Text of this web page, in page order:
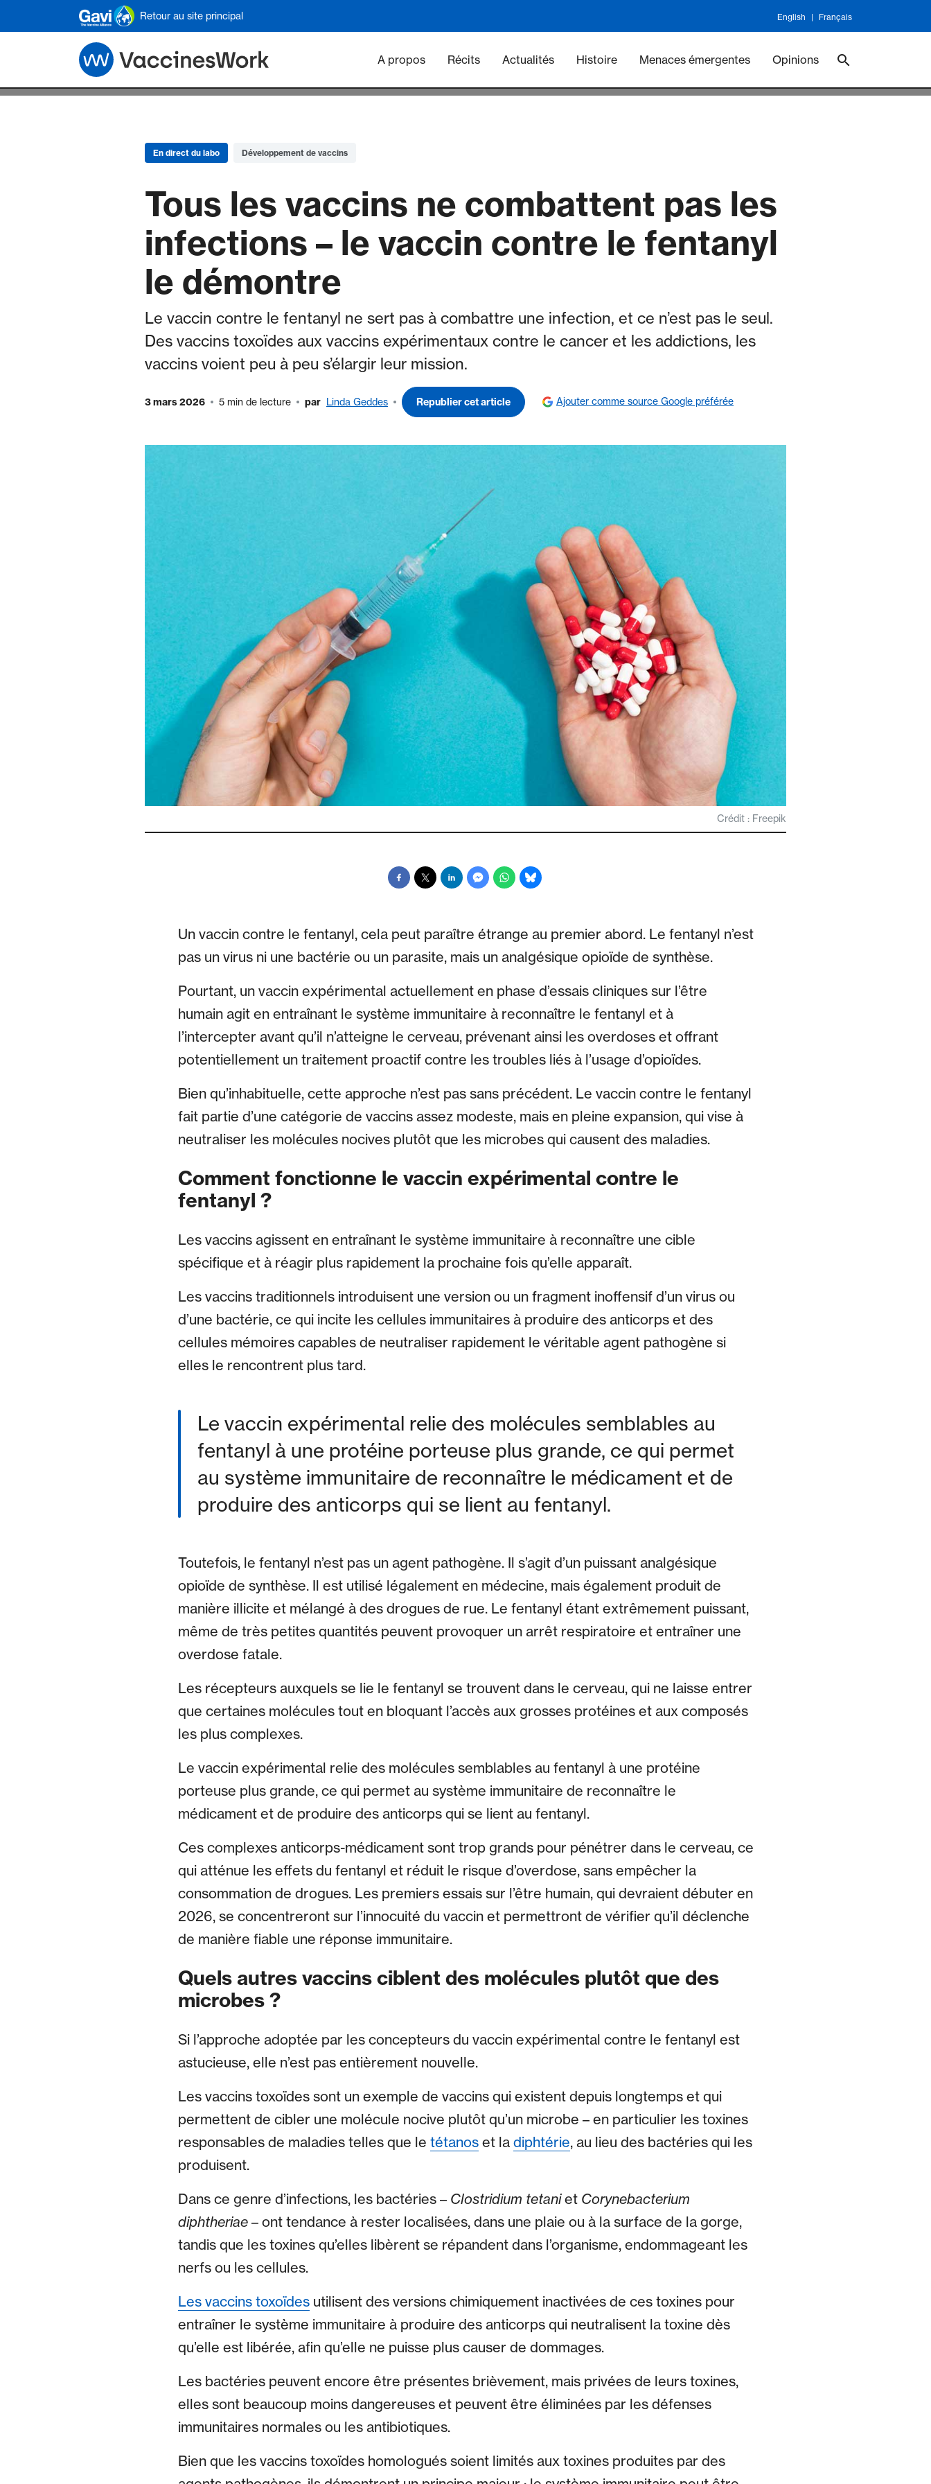
Skip to main content
Retour au site principal English Français
Main navigation - Vaccineswork
A propos Récits Actualités Histoire Menaces émergentes Opinions
En direct du labo Développement de vaccins
Tous les vaccins ne combattent pas les
infections – le vaccin contre le fentanyl
le démontre
Le vaccin contre le fentanyl ne sert pas à combattre une infection, et ce n’est pas le seul.
Des vaccins toxoïdes aux vaccins expérimentaux contre le cancer et les addictions, les
vaccins voient peu à peu s’élargir leur mission.
3 mars 2026 5 min de lecture par Linda Geddes Republier cet article Ajouter comme source Google préférée
Crédit : Freepik
Un vaccin contre le fentanyl, cela peut paraître étrange au premier abord. Le fentanyl n’est
pas un virus ni une bactérie ou un parasite, mais un analgésique opioïde de synthèse.
Pourtant, un vaccin expérimental actuellement en phase d’essais cliniques sur l’être
humain agit en entraînant le système immunitaire à reconnaître le fentanyl et à
l’intercepter avant qu’il n’atteigne le cerveau, prévenant ainsi les overdoses et offrant
potentiellement un traitement proactif contre les troubles liés à l’usage d’opioïdes.
Bien qu’inhabituelle, cette approche n’est pas sans précédent. Le vaccin contre le fentanyl
fait partie d’une catégorie de vaccins assez modeste, mais en pleine expansion, qui vise à
neutraliser les molécules nocives plutôt que les microbes qui causent des maladies.
Comment fonctionne le vaccin expérimental contre le
fentanyl ?
Les vaccins agissent en entraînant le système immunitaire à reconnaître une cible
spécifique et à réagir plus rapidement la prochaine fois qu’elle apparaît.
Les vaccins traditionnels introduisent une version ou un fragment inoffensif d’un virus ou
d’une bactérie, ce qui incite les cellules immunitaires à produire des anticorps et des
cellules mémoires capables de neutraliser rapidement le véritable agent pathogène si
elles le rencontrent plus tard.
Le vaccin expérimental relie des molécules semblables au
fentanyl à une protéine porteuse plus grande, ce qui permet
au système immunitaire de reconnaître le médicament et de
produire des anticorps qui se lient au fentanyl.
Toutefois, le fentanyl n’est pas un agent pathogène. Il s’agit d’un puissant analgésique
opioïde de synthèse. Il est utilisé légalement en médecine, mais également produit de
manière illicite et mélangé à des drogues de rue. Le fentanyl étant extrêmement puissant,
même de très petites quantités peuvent provoquer un arrêt respiratoire et entraîner une
overdose fatale.
Les récepteurs auxquels se lie le fentanyl se trouvent dans le cerveau, qui ne laisse entrer
que certaines molécules tout en bloquant l’accès aux grosses protéines et aux composés
les plus complexes.
Le vaccin expérimental relie des molécules semblables au fentanyl à une protéine
porteuse plus grande, ce qui permet au système immunitaire de reconnaître le
médicament et de produire des anticorps qui se lient au fentanyl.
Ces complexes anticorps-médicament sont trop grands pour pénétrer dans le cerveau, ce
qui atténue les effets du fentanyl et réduit le risque d’overdose, sans empêcher la
consommation de drogues. Les premiers essais sur l’être humain, qui devraient débuter en
2026, se concentreront sur l’innocuité du vaccin et permettront de vérifier qu’il déclenche
de manière fiable une réponse immunitaire.
Quels autres vaccins ciblent des molécules plutôt que des
microbes ?
Si l’approche adoptée par les concepteurs du vaccin expérimental contre le fentanyl est
astucieuse, elle n’est pas entièrement nouvelle.
Les vaccins toxoïdes sont un exemple de vaccins qui existent depuis longtemps et qui
permettent de cibler une molécule nocive plutôt qu’un microbe – en particulier les toxines
responsables de maladies telles que le tétanoset la diphtérie, au lieu des bactéries qui les
produisent.
Dans ce genre d’infections, les bactéries – Clostridium tetaniet Corynebacterium
diphtheriae – ont tendance à rester localisées, dans une plaie ou à la surface de la gorge,
tandis que les toxines qu’elles libèrent se répandent dans l’organisme, endommageant les
nerfs ou les cellules.
Les vaccins toxoïdesutilisent des versions chimiquement inactivées de ces toxines pour
entraîner le système immunitaire à produire des anticorps qui neutralisent la toxine dès
qu’elle est libérée, afin qu’elle ne puisse plus causer de dommages.
Les bactéries peuvent encore être présentes brièvement, mais privées de leurs toxines,
elles sont beaucoup moins dangereuses et peuvent être éliminées par les défenses
immunitaires normales ou les antibiotiques.
Bien que les vaccins toxoïdes homologués soient limités aux toxines produites par des